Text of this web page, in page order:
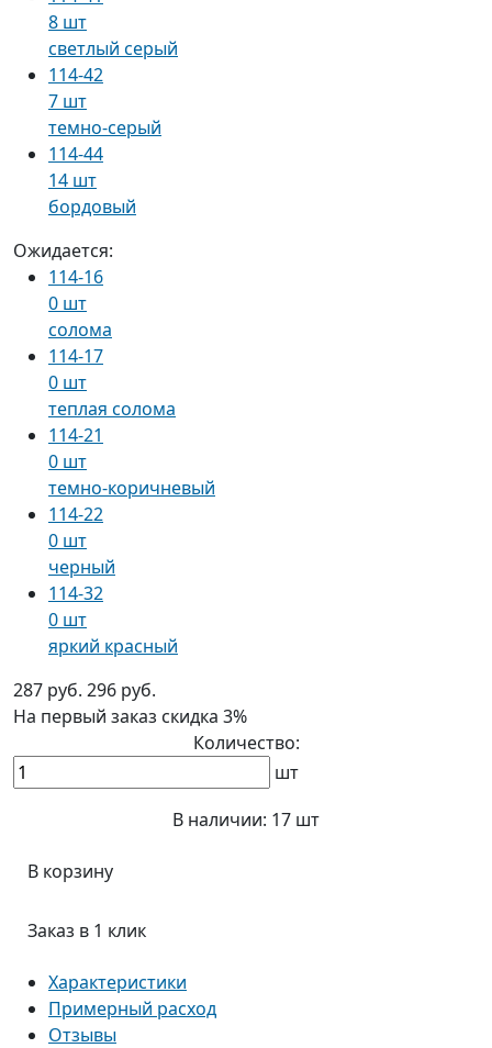
8 шт
светлый серый
114-42
7 шт
темно-серый
114-44
14 шт
бордовый
Ожидается:
114-16
0 шт
солома
114-17
0 шт
теплая солома
114-21
0 шт
темно-коричневый
114-22
0 шт
черный
114-32
0 шт
яркий красный
287 руб. 296 руб.
На первый заказ скидка 3%
Количество:
шт
В наличии: 17 шт
В корзину
Заказ в 1 клик
Характеристики
Примерный расход
Отзывы